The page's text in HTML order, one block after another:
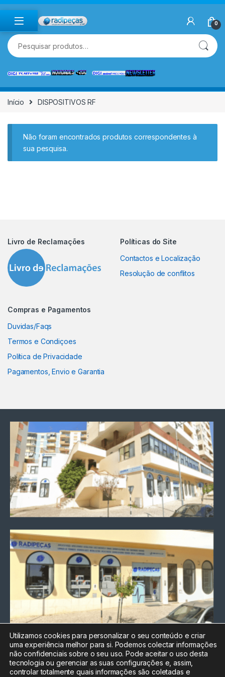
Skip to navigation
Skip to content
0
Pesquisar por:
Início DISPOSITIVOS RF
Não foram encontrados produtos correspondentes à
sua pesquisa.
Livro de Reclamações
Políticas do Site
Contactos e Localização
Resolução de conflitos
Compras e Pagamentos
Duvidas/Faqs
Termos e Condiçoes
Política de Privacidade
Pagamentos, Envio e Garantia
Chamada para a rede fixa
nacional
Electrónica:212
Utilizamos cookies para personalizar o seu conteúdo e criar
uma experiência melhor para si. Podemos colectar informações
não confidenciais sobre o seu uso. Pode aceitar o uso desta
tecnologia ou gerenciar as suas configurações e, assim,
controlar totalmente quais informações são coletadas e